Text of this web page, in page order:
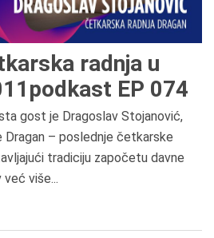
radnja u
EP 074
gost je Dragoslav Stojanović,
Dragan – poslednje četkarske
tradiciju započetu davne
već više...